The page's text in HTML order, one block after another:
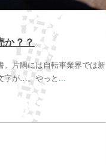
か？？
。片隅には自転車業界では新
字が…。やっと ...